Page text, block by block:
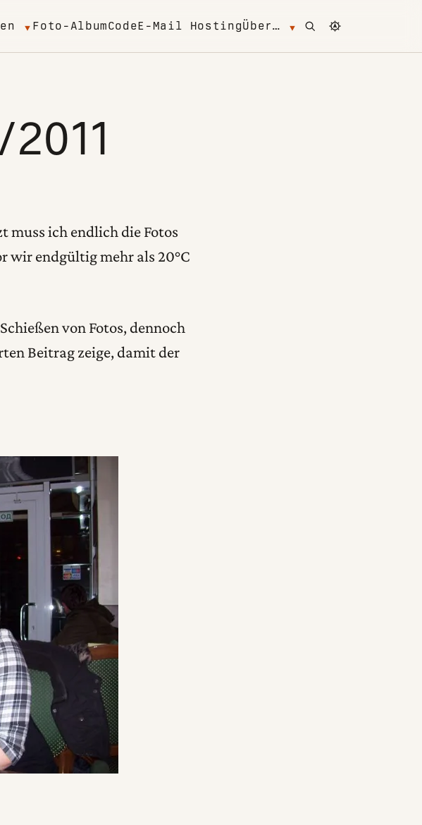
Foto-AlbumCodeE-Mail HostingÜber… Open search
Change color
muss ich endlich die Fotos
wir endgültig mehr als 20°C
von Fotos, dennoch
Beitrag zeige, damit der